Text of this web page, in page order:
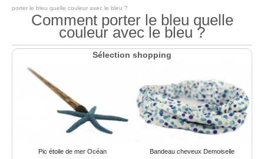
porter le bleu quelle couleur avec le bleu ?
Comment porter le bleu quelle
couleur avec le bleu ?
Sélection shopping
Pic étoile de mer Océan
Bandeau cheveux Demoiselle